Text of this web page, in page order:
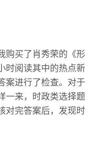
购买了肖秀荣的《形
时阅读其中的热点新
案进行了检查。对于
一来，时政类选择题
对完答案后，发现时